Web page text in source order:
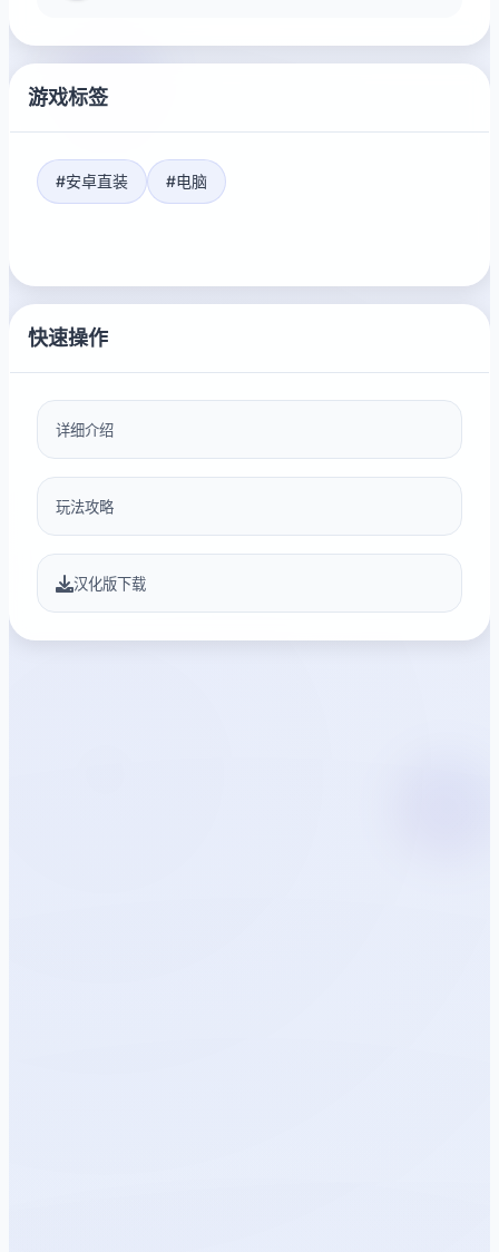
游戏标签
#安卓直装 #电脑
快速操作
详细介绍
玩法攻略
汉化版下载